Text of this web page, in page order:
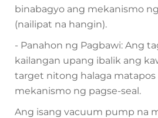
binabagyo ang mekanismo
(nailipat na hangin).
- Panahon ng Pagbawi: Ang
kailangan upang ibalik ang
target nitong halaga matapos
mekanismo ng pagse-seal.
Ang isang vacuum pump na